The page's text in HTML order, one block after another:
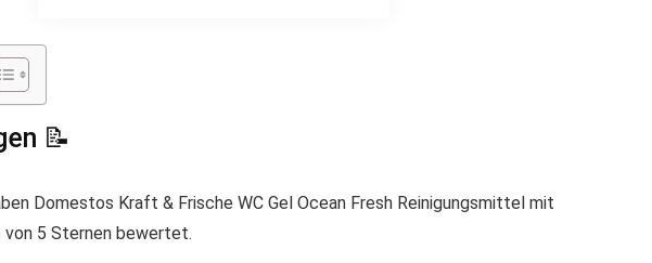
📝
Domestos Kraft & Frische WC Gel Ocean Fresh Reinigungsmittel mit
von 5 Sternen bewertet.